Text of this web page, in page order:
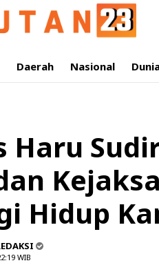
Daerah Nasional
Haru
Hidup
WIB